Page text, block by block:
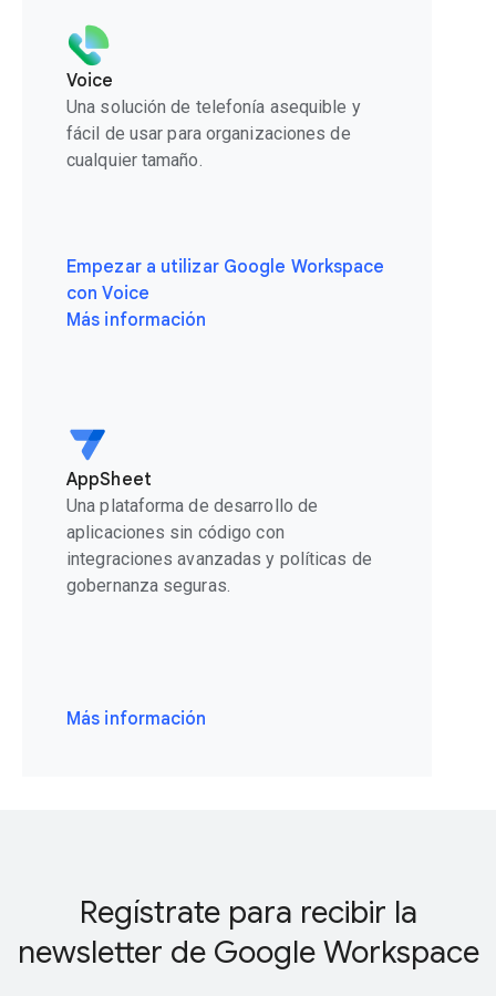
Voice
Una solución de telefonía asequible y
fácil de usar para organizaciones de
cualquier tamaño.
Empezar a utilizar Google Workspace
con Voice
Más información
AppSheet
Una plataforma de desarrollo de
aplicaciones sin código con
integraciones avanzadas y políticas de
gobernanza seguras.
Más información
Regístrate para recibir la
newsletter de Google Workspace